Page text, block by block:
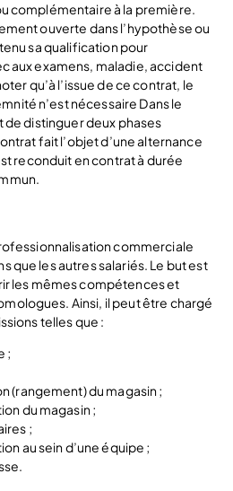
complémentaire à la première.
ouverte dans l’hypothèse ou
sa qualification pour
aux examens, maladie, accident
qu’à l’issue de ce contrat, le
n’est nécessaire Dans le
de distinguer deux phases
fait l’objet d’une alternance
reconduit en contrat à durée
commerciale
que les autres salariés. Le but est
les mêmes compétences et
Ainsi, il peut être chargé
telles que :
;
(rangement) du magasin ;
du magasin ;
;
au sein d’une équipe ;